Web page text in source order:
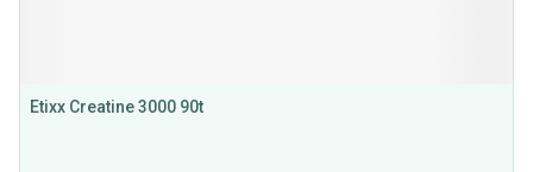
Etixx Creatine 3000 90t